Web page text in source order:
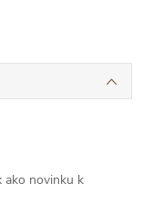
ako novinku k